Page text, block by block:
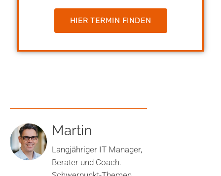
HIER TERMIN FINDEN
Martin
Langjähriger IT Manager,
Berater und Coach.